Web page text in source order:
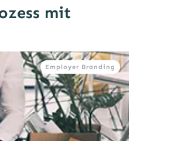
mit
Employer Branding